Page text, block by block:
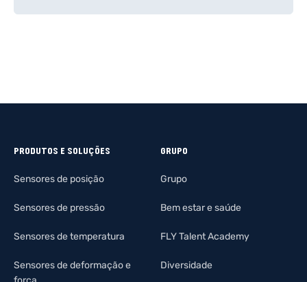
PRODUTOS E SOLUÇÕES
Sensores de posição
Sensores de pressão
Sensores de temperatura
Sensores de deformação e
GRUPO
Grupo
Bem estar e saúde
FLY Talent Academy
Diversidade